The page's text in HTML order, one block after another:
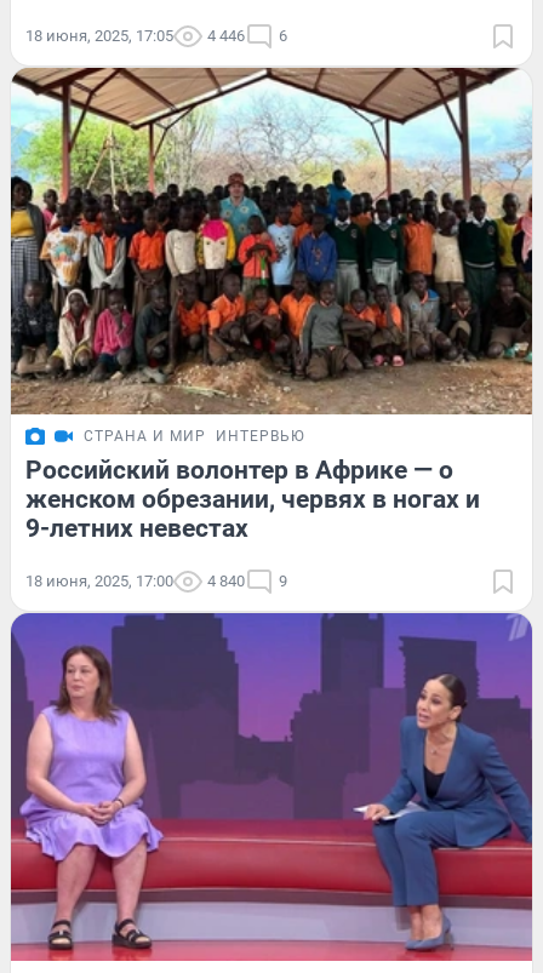
18 июня, 2025, 17:05 4 446 6
СТРАНА И МИР ИНТЕРВЬЮ
Российский волонтер в Африке — о
женском обрезании, червях в ногах и
9-летних невестах
18 июня, 2025, 17:00 4 840 9